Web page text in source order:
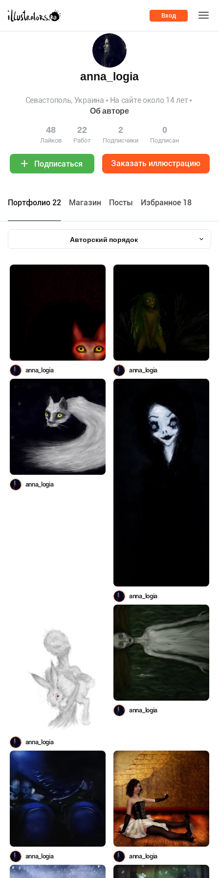
Вход
anna_logia
Севастополь, Украина
На сайте около 14 лет
Об авторе
48
Лайков
22
Работ
2
Подписчики
0
Подписан
Подписаться Заказать иллюстрацию
Портфолио 22 Maгазин Посты Избранное 18
Авторский порядок
anna_logia anna_logia
anna_logia
anna_logia
anna_logia
anna_logia
anna_logia anna_logia